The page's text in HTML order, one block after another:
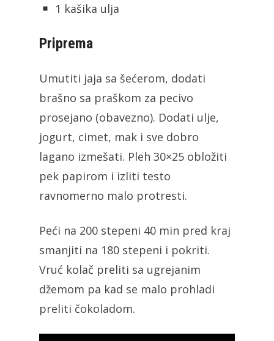
1 kašika ulja
Priprema
Umutiti jaja sa šećerom, dodati
brašno sa praškom za pecivo
prosejano (obavezno). Dodati ulje,
jogurt, cimet, mak i sve dobro
lagano izmešati. Pleh 30×25 obložiti
pek papirom i izliti testo
ravnomerno malo protresti.
Peći na 200 stepeni 40 min pred kraj
smanjiti na 180 stepeni i pokriti.
Vruć kolač preliti sa ugrejanim
džemom pa kad se malo prohladi
preliti čokoladom.